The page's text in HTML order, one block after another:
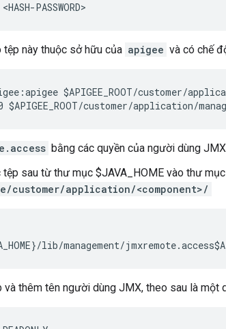
PASSWORD>
tệp này thuộc sở hữu của apigee và có chế
$APIGEE_ROOT/customer/
$APIGEE_ROOT/customer/application/
bằng các quyền của người dùng
tệp sau từ thư mục $JAVA_HOME vào thư mục
customer/application/<component>/
lib/management/
và thêm tên người dùng JMX, theo sau là một